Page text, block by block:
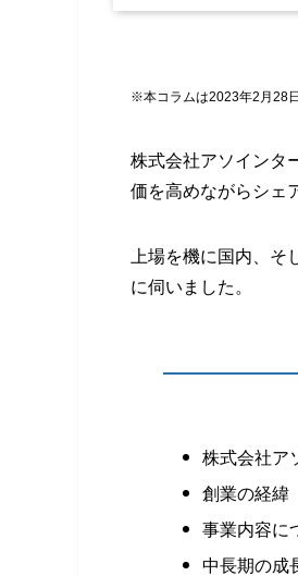
※本コラムは2023年2月28
株式会社アソインタ
価を高めながらシェ
上場を機に国内、
に伺いました。
株式会社ア
創業の経緯
事業内容に
中長期の成